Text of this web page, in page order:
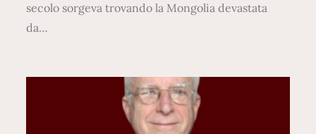
secolo sorgeva trovando la Mongolia devastata
da…